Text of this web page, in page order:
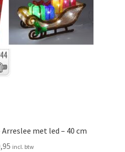
met led – 40 cm
incl. btw